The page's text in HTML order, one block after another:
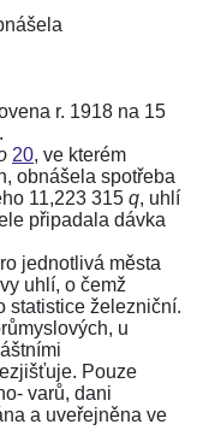
r. 1918 na 15
20, ve kterém
obnášela spotřeba
11,223 315 q, uhlí
připadala dávka
jednotlivá města
uhlí, o čemž
statistice železniční.
u
Pouze
varů, dani
a uveřejněna ve